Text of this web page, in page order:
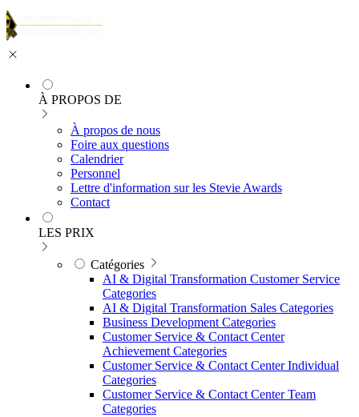
À PROPOS DE
À propos de nous
Foire aux questions
Calendrier
Personnel
Lettre d'information sur les Stevie Awards
Contact
LES PRIX
Catégories
AI & Digital Transformation Customer Service
Categories
AI & Digital Transformation Sales Categories
Business Development Categories
Customer Service & Contact Center
Achievement Categories
Customer Service & Contact Center Individual
Categories
Customer Service & Contact Center Team
Categories